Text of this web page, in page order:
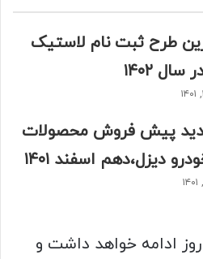
طرح ثبت نام لاستیک
۱۴۰۲
پیش فروش محصولات
دیزل،دهم اسفند ۱۴۰۱
این فروش به مدت ۴ روز ادامه خواهد داشت و